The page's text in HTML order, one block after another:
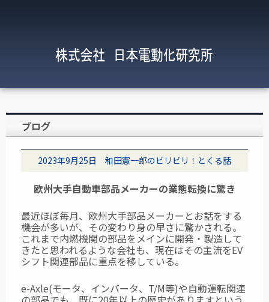
ブログ
2023年9月25日 和田憲一郎のビリビリ！とくる話
欧州大手自動車部品メーカーの業態転換に驚き
最近ほぼ毎月、欧州大手部品メーカーとお話をする
機会が多いが、その変わり身の早さに驚かされる。
これまで内燃機関の部品をメインに開発・製造して
きたと思われるような会社も、現在はその主流をEV
シフト関連部品に重点を移している。
e-Axle(モータ、インバータ、T/M等)や自動運転関連